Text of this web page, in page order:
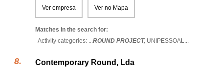
Ver empresa Ver no Mapa
Matches in the search for:
Activity categories: ...ROUND PROJECT, UNIPESSOAL...
Contemporary Round, Lda